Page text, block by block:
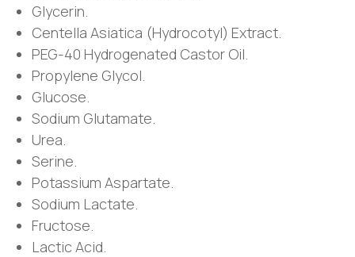
Glycerin.
Centella Asiatica (Hydrocotyl) Extract.
PEG-40 Hydrogenated Castor Oil.
Propylene Glycol.
Glucose.
Sodium Glutamate.
Urea.
Serine.
Potassium Aspartate.
Sodium Lactate.
Fructose.
Lactic Acid.